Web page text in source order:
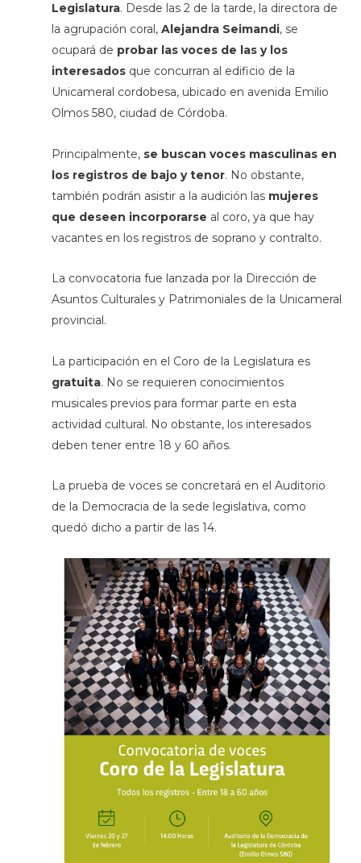
Legislatura. Desde las 2 de la tarde, la directora de
la agrupación coral, Alejandra Seimandi, se
ocupará de probar las voces de las y los
interesadosque concurran al edificio de la
Unicameral cordobesa, ubicado en avenida Emilio
Olmos 580, ciudad de Córdoba.
Principalmente, se buscan voces masculinas en
los registros de bajo y tenor. No obstante,
también podrán asistir a la audición las mujeres
que deseen incorporarse al coro, ya que hay
vacantes en los registros de soprano y contralto.
La convocatoria fue lanzada por la Dirección de
Asuntos Culturales y Patrimoniales de la Unicameral
provincial.
La participación en el Coro de la Legislatura es
gratuita. No se requieren conocimientos
musicales previos para formar parte en esta
actividad cultural. No obstante, los interesados
deben tener entre 18 y 60 años.
La prueba de voces se concretará en el Auditorio
de la Democracia de la sede legislativa, como
quedó dicho a partir de las 14.